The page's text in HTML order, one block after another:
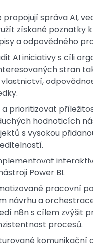
propojují správa AI,
získané poznatky
a odpovědného
AI iniciativy s cíli
stran
vlastnictví,
prioritizovat
hodnoticích
s vysokou
Power BI.
pracovní
návrhu a
n8n s cílem zvýšit
procesů.
komunikační